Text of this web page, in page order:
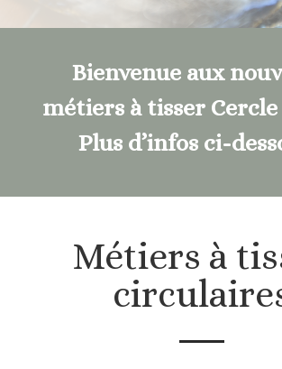
Bienvenue aux
métiers à tisser
Plus d’infos ci-
Métiers à